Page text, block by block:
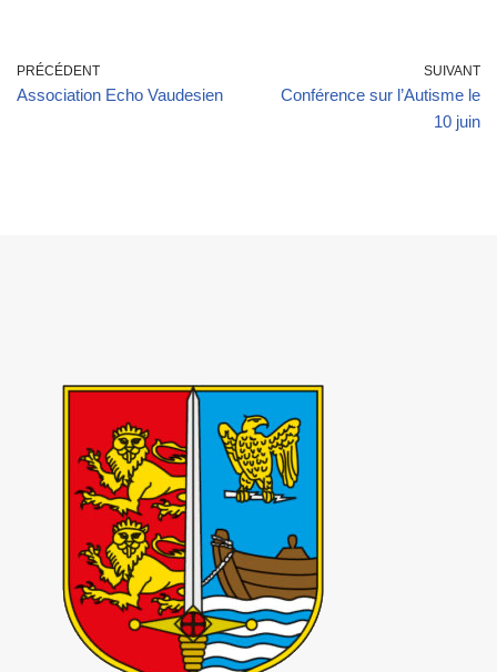
PRÉCÉDENT
Association Echo Vaudesien
SUIVANT
Conférence sur l’Autisme le
10 juin